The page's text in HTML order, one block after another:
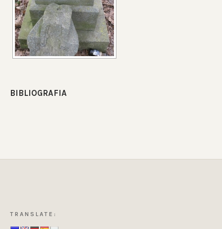
BIBLIOGRAFIA
TRANSLATE: